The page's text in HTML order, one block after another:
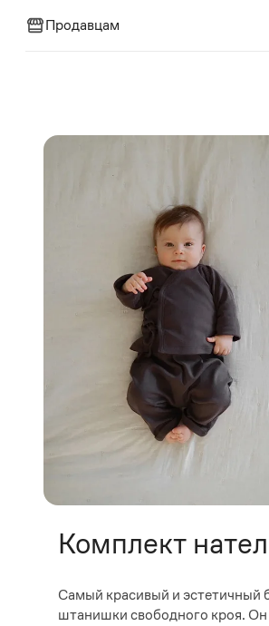
Продавцам
Комплект
Самый красивый и эстетичный
штанишки свободного кроя. Он